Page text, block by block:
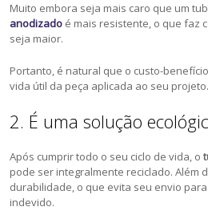
Muito embora seja mais caro que um
anodizado é mais resistente, o que faz
seja maior.
Portanto, é natural que o custo-
vida útil da peça aplicada ao seu projeto.
2. É uma solução
Após cumprir todo o seu ciclo de vida, o
pode ser integralmente reciclado. Além
durabilidade, o que evita seu envio
indevido.